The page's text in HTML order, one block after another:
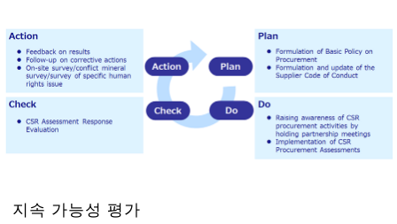
지속 가능성 평가